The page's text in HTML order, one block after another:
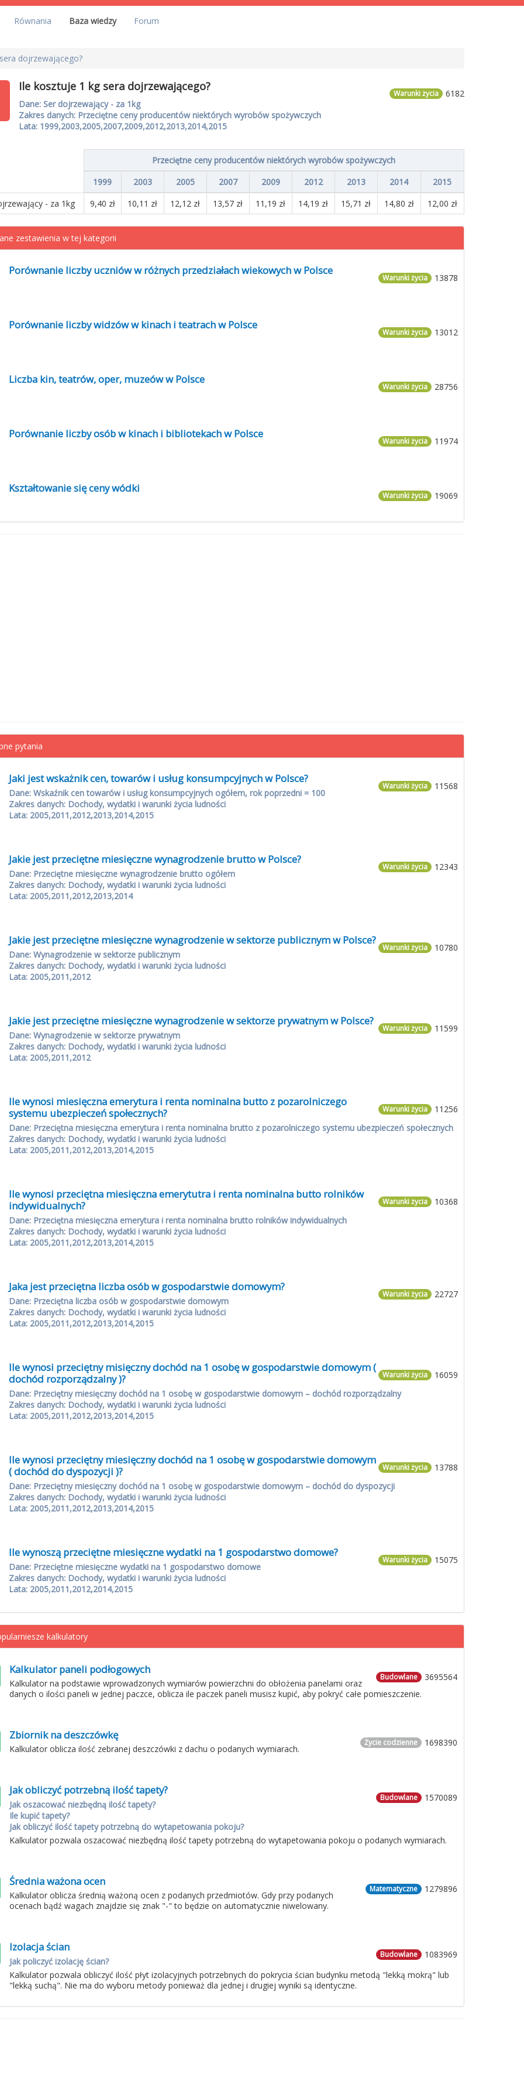
Równania Baza wiedzy Forum
dojrzewającego?
6182
Warunki życia
Ile kosztuje 1 kg sera dojrzewającego?
Dane: Ser dojrzewający - za 1kg
Zakres danych: Przeciętne ceny producentów niektórych wyrobów spożywczych
Lata: 1999,2003,2005,2007,2009,2012,2013,2014,2015
Przeciętne ceny producentów niektórych wyrobów spożywczych
1999
2003 2005 2007 2009 2012 2013 2014
2015
- za 1kg
9,40 zł 10,11 zł 12,12 zł 13,57 zł 11,19 zł 14,19 zł 15,71 zł 14,80 zł 12,00 zł
zestawienia w tej kategorii
13878
Warunki życia
Porównanie liczby uczniów w różnych przedziałach wiekowych w Polsce
13012
Warunki życia
Porównanie liczby widzów w kinach i teatrach w Polsce
28756
Warunki życia
Liczba kin, teatrów, oper, muzeów w Polsce
11974
Warunki życia
Porównanie liczby osób w kinach i bibliotekach w Polsce
19069
Warunki życia
Kształtowanie się ceny wódki
pytania
11568
Warunki życia
Jaki jest wskażnik cen, towarów i usług konsumpcyjnych w Polsce?
Dane: Wskaźnik cen towarów i usług konsumpcyjnych ogółem, rok poprzedni = 100
Zakres danych: Dochody, wydatki i warunki życia ludności
Lata: 2005,2011,2012,2013,2014,2015
12343
Warunki życia
Jakie jest przeciętne miesięczne wynagrodzenie brutto w Polsce?
Dane: Przeciętne miesięczne wynagrodzenie brutto ogółem
Zakres danych: Dochody, wydatki i warunki życia ludności
Lata: 2005,2011,2012,2013,2014
10780
Warunki życia
Jakie jest przeciętne miesięczne wynagrodzenie w sektorze publicznym w Polsce?
Dane: Wynagrodzenie w sektorze publicznym
Zakres danych: Dochody, wydatki i warunki życia ludności
Lata: 2005,2011,2012
11599
Warunki życia
Jakie jest przeciętne miesięczne wynagrodzenie w sektorze prywatnym w Polsce?
Dane: Wynagrodzenie w sektorze prywatnym
Zakres danych: Dochody, wydatki i warunki życia ludności
Lata: 2005,2011,2012
11256
Warunki życia
Ile wynosi miesięczna emerytura i renta nominalna butto z pozarolniczego
systemu ubezpieczeń społecznych?
Dane: Przeciętna miesięczna emerytura i renta nominalna brutto z pozarolniczego systemu ubezpieczeń społecznych
Zakres danych: Dochody, wydatki i warunki życia ludności
Lata: 2005,2011,2012,2013,2014,2015
10368
Warunki życia
Ile wynosi przeciętna miesięczna emerytutra i renta nominalna butto rolników
indywidualnych?
Dane: Przeciętna miesięczna emerytura i renta nominalna brutto rolników indywidualnych
Zakres danych: Dochody, wydatki i warunki życia ludności
Lata: 2005,2011,2012,2013,2014,2015
22727
Warunki życia
Jaka jest przeciętna liczba osób w gospodarstwie domowym?
Dane: Przeciętna liczba osób w gospodarstwie domowym
Zakres danych: Dochody, wydatki i warunki życia ludności
Lata: 2005,2011,2012,2013,2014,2015
16059
Warunki życia
Ile wynosi przeciętny misięczny dochód na 1 osobę w gospodarstwie domowym (
dochód rozporządzalny )?
Dane: Przeciętny miesięczny dochód na 1 osobę w gospodarstwie domowym – dochód rozporządzalny
Zakres danych: Dochody, wydatki i warunki życia ludności
Lata: 2005,2011,2012,2013,2014,2015
13788
Warunki życia
Ile wynosi przeciętny miesięczny dochód na 1 osobę w gospodarstwie domowym
( dochód do dyspozycji )?
Dane: Przeciętny miesięczny dochód na 1 osobę w gospodarstwie domowym – dochód do dyspozycji
Zakres danych: Dochody, wydatki i warunki życia ludności
Lata: 2005,2011,2012,2013,2014,2015
15075
Warunki życia
Ile wynoszą przeciętne miesięczne wydatki na 1 gospodarstwo domowe?
Dane: Przeciętne miesięczne wydatki na 1 gospodarstwo domowe
Zakres danych: Dochody, wydatki i warunki życia ludności
Lata: 2005,2011,2012,2014,2015
kalkulatory
3695564
Budowlane
Kalkulator paneli podłogowych
Kalkulator na podstawie wprowadzonych wymiarów powierzchni do obłożenia panelami oraz
danych o ilości paneli w jednej paczce, oblicza ile paczek paneli musisz kupić, aby pokryć całe pomieszczenie.
1698390
Życie codzienne
Zbiornik na deszczówkę
Kalkulator oblicza ilość zebranej deszczówki z dachu o podanych wymiarach.
1570089
Budowlane
Jak obliczyć potrzebną ilość tapety?
Jak oszacować niezbędną ilość tapety?
Ile kupić tapety?
Jak obliczyć ilość tapety potrzebną do wytapetowania pokoju?
Kalkulator pozwala oszacować niezbędną ilość tapety potrzebną do wytapetowania pokoju o podanych wymiarach.
1279896
Matematyczne
Średnia ważona ocen
Kalkulator oblicza średnią ważoną ocen z podanych przedmiotów. Gdy przy podanych
ocenach bądź wagach znajdzie się znak "-" to będzie on automatycznie niwelowany.
1083969
Budowlane
Izolacja ścian
Jak policzyć izolację ścian?
Kalkulator pozwala obliczyć ilość płyt izolacyjnych potrzebnych do pokrycia ścian budynku metodą "lekką mokrą" lub
"lekką suchą". Nie ma do wyboru metody ponieważ dla jednej i drugiej wyniki są identyczne.